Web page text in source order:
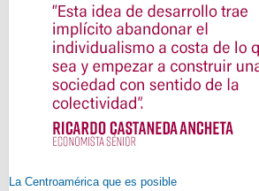
La Centroamérica que es posible